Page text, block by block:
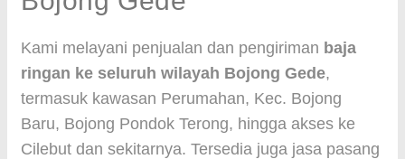
Kami melayani penjualan dan pengiriman baja
ringan ke seluruh wilayah Bojong Gede,
termasuk kawasan Perumahan, Kec. Bojong
Baru, Bojong Pondok Terong, hingga akses ke
Cilebut dan sekitarnya. Tersedia juga jasa pasang